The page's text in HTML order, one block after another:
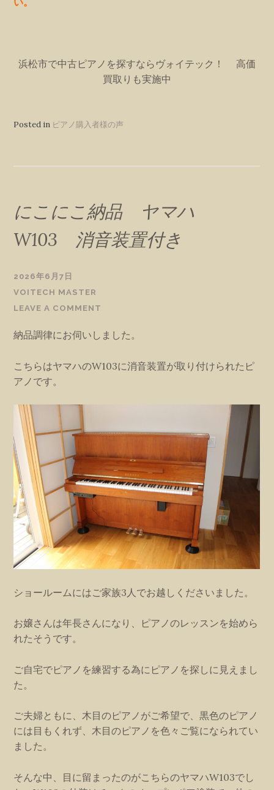
浜松市で中古ピアノを探すならヴォイテック！ 高価
買取りも実施中
Posted in ピアノ購入者様の声
にこにこ納品 ヤマハ
W103 消音装置付き
2026年6月7日
VOITECH MASTER
LEAVE A COMMENT
納品調律にお伺いしました。
こちらはヤマハのW103に消音装置が取り付けられたピ
アノです。
ショールームにはご家族3人でお越しくださいました。
お嬢さんは年長さんになり、ピアノのレッスンを始めら
れたそうです。
ご自宅でピアノを練習する為にピアノを探しに見えまし
た。
ご夫婦ともに、木目のピアノがご希望で、黒色のピアノ
には目もくれず、木目のピアノを色々ご覧になられてい
ました。
そんな中、目に留まったのがこちらのヤマハW103でし